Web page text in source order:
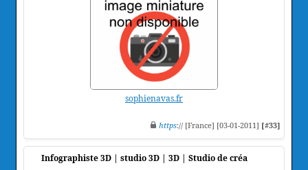
sophienavas.fr
https:// [France] [03-01-2011] [#33]
Infographiste 3D | studio 3D | 3D | Studio de créa